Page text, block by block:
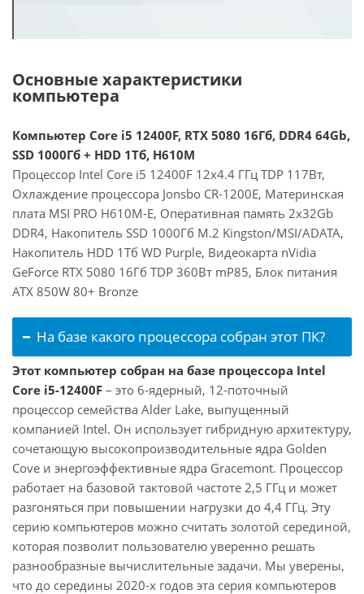
Основные характеристики
компьютера
Компьютер Core i5 12400F, RTX 5080 16Гб, DDR4 64Gb,
SSD 1000Гб + HDD 1Тб, H610M
Процессор Intel Core i5 12400F 12x4.4 ГГц TDP 117Вт,
Охлаждение процессора Jonsbo CR-1200E, Материнская
плата MSI PRO H610M-E, Оперативная память 2x32Gb
DDR4, Накопитель SSD 1000Гб M.2 Kingston/MSI/ADATA,
Накопитель HDD 1Тб WD Purple, Видеокарта nVidia
GeForce RTX 5080 16Гб TDP 360Вт mP85, Блок питания
ATX 850W 80+ Bronze
На базе какого процессора собран этот ПК?
Этот компьютер собран на базе процессора Intel
Core i5-12400F – это 6-ядерный, 12-поточный
процессор семейства Alder Lake, выпущенный
компанией Intel. Он использует гибридную архитектуру,
сочетающую высокопроизводительные ядра Golden
Cove и энергоэффективные ядра Gracemont. Процессор
работает на базовой тактовой частоте 2,5 ГГц и может
разгоняться при повышении нагрузки до 4,4 ГГц. Эту
серию компьютеров можно считать золотой серединой,
которая позволит пользователю уверенно решать
разнообразные вычислительные задачи. Мы уверены,
что до середины 2020-х годов эта серия компьютеров